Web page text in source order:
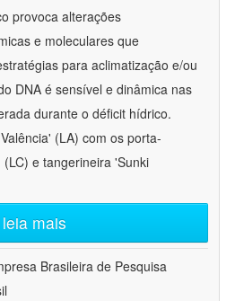
provoca alterações
e moleculares que
para aclimatização e/ou
DNA é sensível e dinâmica nas
durante o déficit hídrico.
(LA) com os porta-
e tangerineira 'Sunki
leia mais
Brasileira de Pesquisa